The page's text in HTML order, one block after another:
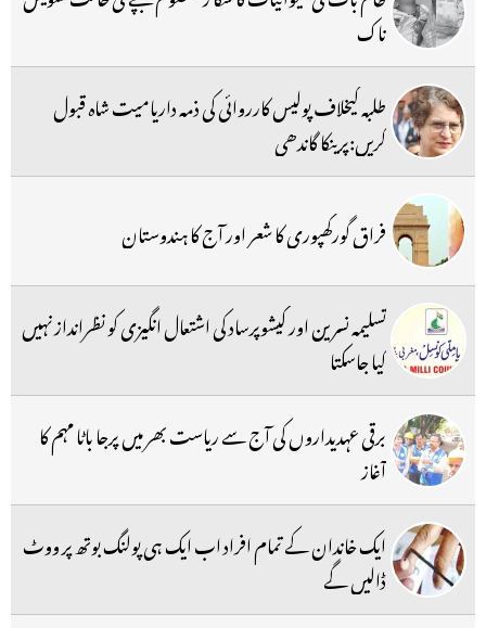
ناک
طلبہ کیخلاف پولیس کارروائی کی ذمہ داریامیت شاہ قبول
کریں:پرینکا گاندھی
فراق گورکھپوری کا شعر اور آج کا ہندوستان
تسلیمہ نسرین اور کیشوپرساد کی اشتعال انگیزی کو نظرانداز نہیں
کیا جاسکتا
برقی عہدیداروں کی آج سے ریاست بھر میں پرجا باٹا مہم کا
آغاز
ایک خاندان کے تمام افراد اب ایک ہی پولنگ بوتھ پر ووٹ
ڈالیں گے